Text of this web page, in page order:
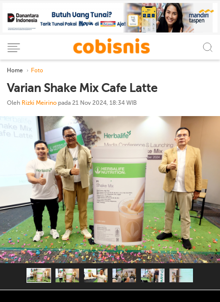
Home Foto
Varian Shake Mix Cafe Latte
Oleh Rizki Meirino pada 21 Nov 2024, 18:34 WIB